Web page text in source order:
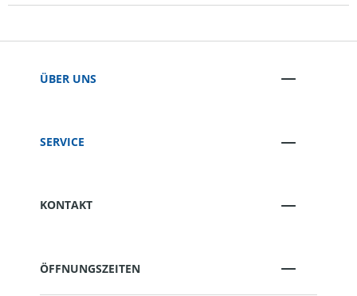
ÜBER UNS
SERVICE
KONTAKT
ÖFFNUNGSZEITEN